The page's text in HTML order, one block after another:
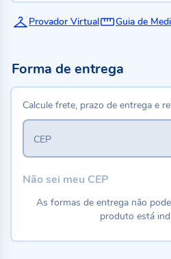
Provador Virtual Guia de
Forma de entrega
Calcule frete, prazo de entrega e
CEP
Não sei meu CEP
As formas de entrega não
produto está